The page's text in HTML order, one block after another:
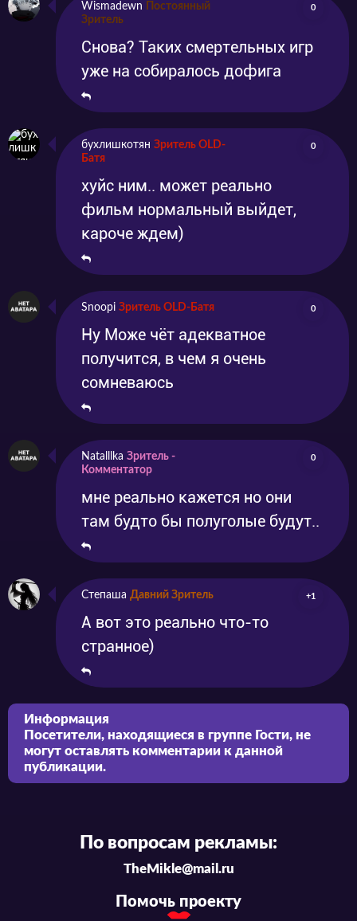
Wismadewn
Постоянный
Зритель
0
Снова? Таких смертельных игр
уже на собиралось дофига
бухлишкотян Зритель OLD-
Батя
0
хуйс ним.. может реально
фильм нормальный выйдет,
кароче ждем)
Snoopi Зритель OLD-Батя 0
Ну Може чёт адекватное
получится, в чем я очень
сомневаюсь
Natalllka Зритель -
Комментатор
0
мне реально кажется но они
там будто бы полуголые будут..
Степаша Давний Зритель +1
А вот это реально что-то
странное)
Информация
Посетители, находящиеся в группе Гости, не
могут оставлять комментарии к данной
публикации.
По вопросам рекламы:
TheMikle@mail.ru
Помочь проекту